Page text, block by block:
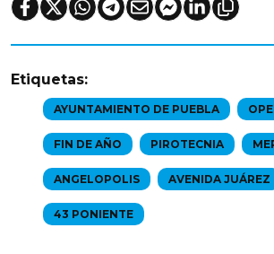
Etiquetas:
AYUNTAMIENTO DE PUEBLA
FIN DE AÑO PIROTECNIA
ANGELOPOLIS AVENIDA JUÁREZ
43 PONIENTE